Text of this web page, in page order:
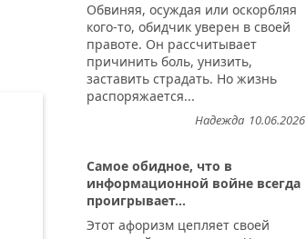
Обвиняя, осуждая или оскорбляя
кого-то, обидчик уверен в своей
правоте. Он рассчитывает
причинить боль, унизить,
заставить страдать. Но жизнь
распоряжается...
10.06.2026
Надежда
Самое обидное, что в
информационной войне всегда
проигрывает...
Этот афоризм цепляет своей